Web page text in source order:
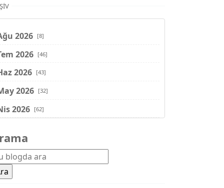
2026 [8]
2026 [46]
2026 [43]
2026 [32]
2026 [62]
2026
2026 [72]
2025